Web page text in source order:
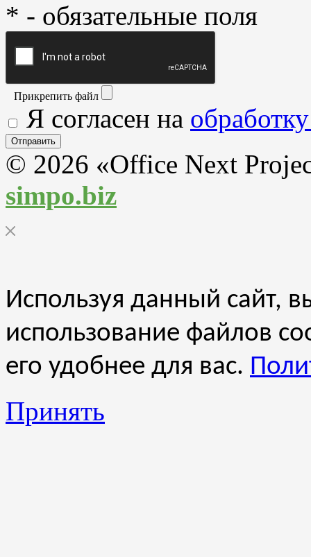
* - обязательные поля
Прикрепить файл
Я согласен на
© 2026 «Office Next
simpo.biz
Используя данный сайт,
использование файлов
его удобнее для вас.
Принять